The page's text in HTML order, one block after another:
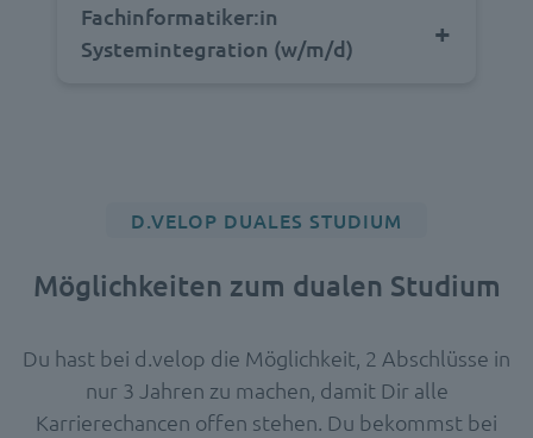
Fachinformatiker:in
Systemintegration (w/m/d)
D.VELOP DUALES STUDIUM
Möglichkeiten zum dualen Studium
Du hast bei d.velop die Möglichkeit, 2 Abschlüsse in
nur 3 Jahren zu machen, damit Dir alle
Karrierechancen offen stehen. Du bekommst bei